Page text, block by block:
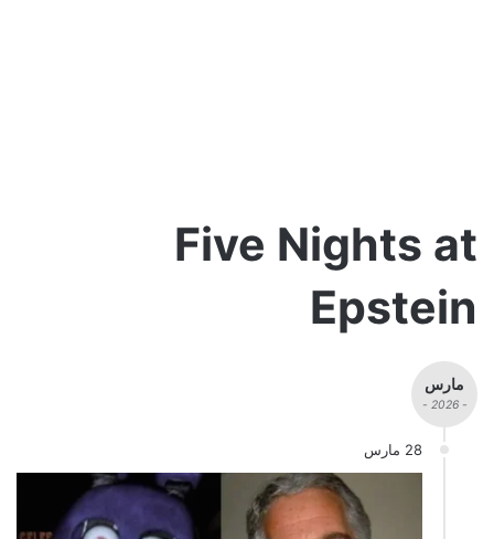
Five Nights at
Epstein
مارس
- 2026 -
28 مارس